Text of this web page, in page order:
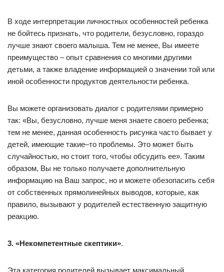
В ходе интерпретации личностных особенностей ребенка
не бойтесь признать, что родители, безусловно, гораздо
лучше знают своего малыша. Тем не менее, Вы имеете
преимущество – опыт сравнения со многими другими
детьми, а также владение информацией о значении той или
иной особенности продуктов деятельности ребенка.
Вы можете организовать диалог с родителями примерно
так: «Вы, безусловно, лучше меня знаете своего ребенка;
тем не менее, данная особенность рисунка часто бывает у
детей, имеющие такие–то проблемы. Это может быть
случайностью, но стоит того, чтобы обсудить ее». Таким
образом, Вы не только получаете дополнительную
информацию на Ваш запрос, но и можете обезопасить себя
от собственных прямолинейных выводов, которые, как
правило, вызывают у родителей естественную защитную
реакцию.
3. «Некомпетентные скептики».
Эта категория родителей вызывает максимальный